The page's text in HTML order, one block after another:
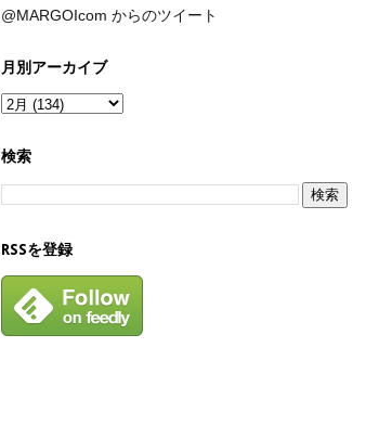
@MARGOIcom からのツイート
月別アーカイブ
検索
RSSを登録